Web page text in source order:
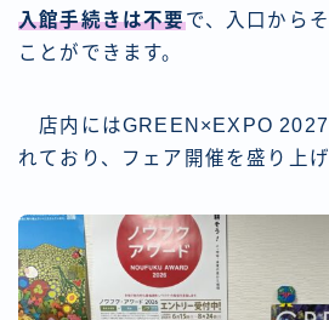
入館手続きは不要で、入口から
ことができます。
店内にはGREEN×EXPO 2027
れており、フェア開催を盛り上